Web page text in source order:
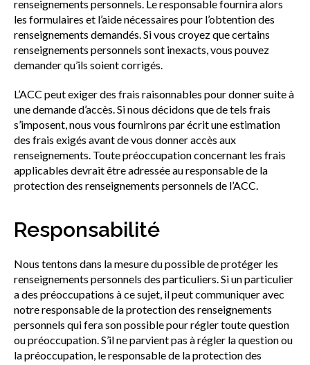
renseignements personnels. Le responsable fournira alors
les formulaires et l’aide nécessaires pour l’obtention des
renseignements demandés. Si vous croyez que certains
renseignements personnels sont inexacts, vous pouvez
demander qu’ils soient corrigés.
L’ACC peut exiger des frais raisonnables pour donner suite à
une demande d’accès. Si nous décidons que de tels frais
s’imposent, nous vous fournirons par écrit une estimation
des frais exigés avant de vous donner accès aux
renseignements. Toute préoccupation concernant les frais
applicables devrait être adressée au responsable de la
protection des renseignements personnels de l’ACC.
Responsabilité
Nous tentons dans la mesure du possible de protéger les
renseignements personnels des particuliers. Si un particulier
a des préoccupations à ce sujet, il peut communiquer avec
notre responsable de la protection des renseignements
personnels qui fera son possible pour régler toute question
ou préoccupation. S’il ne parvient pas à régler la question ou
la préoccupation, le responsable de la protection des